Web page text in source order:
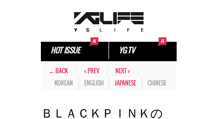
HOT ISSUE YG TV
← BACK < PREV
NEXT >
KOREAN
ENGLISH JAPANESE CHINESE
ＢＬＡＣＫＰＩＮＫの